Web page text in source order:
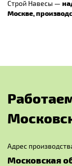
Строй Навесы —
Москве,
Работае
Московс
Адрес
Московская